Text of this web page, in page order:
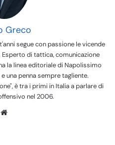
Greco
segue con passione le vicende
Esperto di tattica, comunicazione
la linea editoriale di Napolissimo
una penna sempre tagliente.
è tra i primi in Italia a parlare di
nel 2006.